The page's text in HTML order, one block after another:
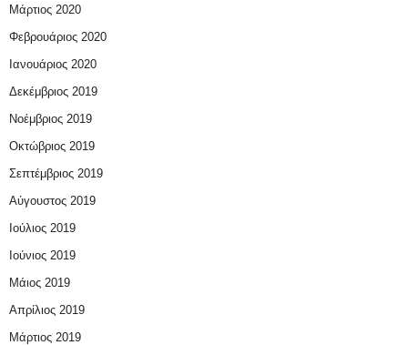
Μάρτιος 2020
Φεβρουάριος 2020
Ιανουάριος 2020
Δεκέμβριος 2019
Νοέμβριος 2019
Οκτώβριος 2019
Σεπτέμβριος 2019
Αύγουστος 2019
Ιούλιος 2019
Ιούνιος 2019
Μάιος 2019
Απρίλιος 2019
Μάρτιος 2019